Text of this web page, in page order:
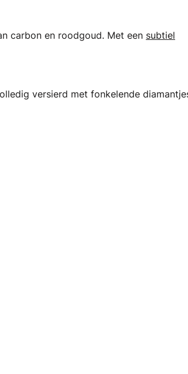
carbon en roodgoud. Met een subtiel
versierd met fonkelende